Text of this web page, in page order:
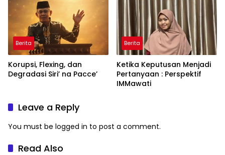
Berita
Korupsi, Flexing, dan
Degradasi Siri’ na Pacce’
Berita
Ketika Keputusan Menjadi
Pertanyaan : Perspektif
IMMawati
Leave a Reply
You must be logged in to post a comment.
Read Also